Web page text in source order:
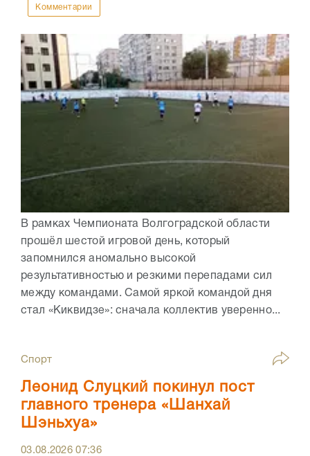
Комментарии
В рамках Чемпионата Волгоградской области
прошёл шестой игровой день, который
запомнился аномально высокой
результативностью и резкими перепадами сил
между командами. Самой яркой командой дня
стал «Киквидзе»: сначала коллектив уверенно...
Спорт
Леонид Слуцкий покинул пост
главного тренера «Шанхай
Шэньхуа»
03.08.202607:36